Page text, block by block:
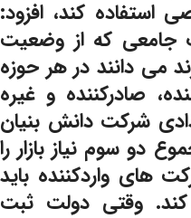
کند، افزود:
جامعی که از وضعیت
می دانند در هر حوزه
صادرکننده و غیره
شرکت دانش بنیان
دو سوم نیاز بازار را
های واردکننده باید
وقتی دولت ثبت